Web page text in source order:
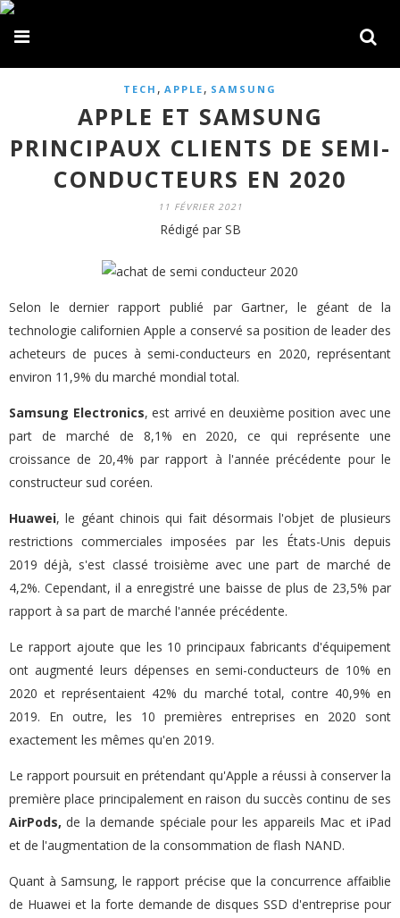
TECH , APPLE , SAMSUNG
APPLE ET SAMSUNG
PRINCIPAUX CLIENTS DE SEMI-
CONDUCTEURS EN 2020
11 FÉVRIER 2021
Rédigé par SB
Selon le dernier rapport publié par Gartner, le géant de la
technologie californien Apple a conservé sa position de leader des
acheteurs de puces à semi-conducteurs en 2020, représentant
environ 11,9% du marché mondial total.
Samsung Electronics, est arrivé en deuxième position avec une
part de marché de 8,1% en 2020, ce qui représente une
croissance de 20,4% par rapport à l'année précédente pour le
constructeur sud coréen.
Huawei, le géant chinois qui fait désormais l'objet de plusieurs
restrictions commerciales imposées par les États-Unis depuis
2019 déjà, s'est classé troisième avec une part de marché de
4,2%. Cependant, il a enregistré une baisse de plus de 23,5% par
rapport à sa part de marché l'année précédente.
Le rapport ajoute que les 10 principaux fabricants d'équipement
ont augmenté leurs dépenses en semi-conducteurs de 10% en
2020 et représentaient 42% du marché total, contre 40,9% en
2019. En outre, les 10 premières entreprises en 2020 sont
exactement les mêmes qu'en 2019.
Le rapport poursuit en prétendant qu'Apple a réussi à conserver la
première place principalement en raison du succès continu de ses
AirPods, de la demande spéciale pour les appareils Mac et iPad
et de l'augmentation de la consommation de flash NAND.
Quant à Samsung, le rapport précise que la concurrence affaiblie
de Huawei et la forte demande de disques SSD d'entreprise pour